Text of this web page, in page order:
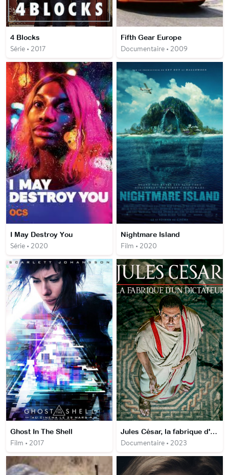
4 Blocks
Série • 2017
Fifth Gear Europe
Documentaire • 2009
I May Destroy You
Série • 2020
Nightmare Island
Film • 2020
Ghost In The Shell
Film • 2017
Jules César, la fabrique d'un dictateur
Documentaire • 2023